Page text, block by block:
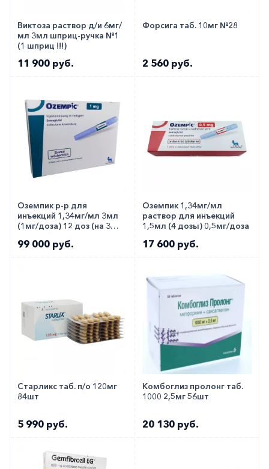
Статистически значимое снижение уровня
сахара в крови обычно наблюдается уже после
первого месяца применения. Медикамент
антидиабетическими препаратами и позволяет
достичь лучшего контроля гликемии, при этом
имея относительно небольшой список побочных
эффектов.
Как оформить заказ?
Вы можете заказать препарат с доставкой в
аптеку-партнёра в вашем городе. Для этого Вы
можете оформить бронирование на сайте или
заказать по телефону
8 800 301 52 86
Виктоза раствор д/и 6мг/
мл 3мл шприц-ручка №1
(1 шприц !!!)
11 900 руб.
Форсига таб. 10мг №28
2 560 руб.
Оземпик р-р для
инъекций 1,34мг/мл 3мл
(1мг/доза) 12 доз (на 3
месяца)!!!
99 000 руб.
Оземпик 1,34мг/мл
раствор для инъекций
1,5мл (4 дозы) 0,5мг/доза
17 600 руб.
Старликс таб. п/о 120мг
84шт
5 990 руб.
Комбоглиз пролонг таб.
1000 2,5мг 56шт
20 130 руб.